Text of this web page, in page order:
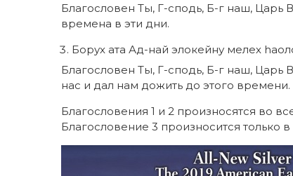
Благословен Ты, Г-сподь, Б-г наш, Царь
времена в эти дни.
Борух ата Ад-най элокейну мелех
Благословен Ты, Г-сподь, Б-г наш,
нас и дал нам дожить до этого времени.
Благословения 1 и 2 произносятся во
Благословение 3 произносится только